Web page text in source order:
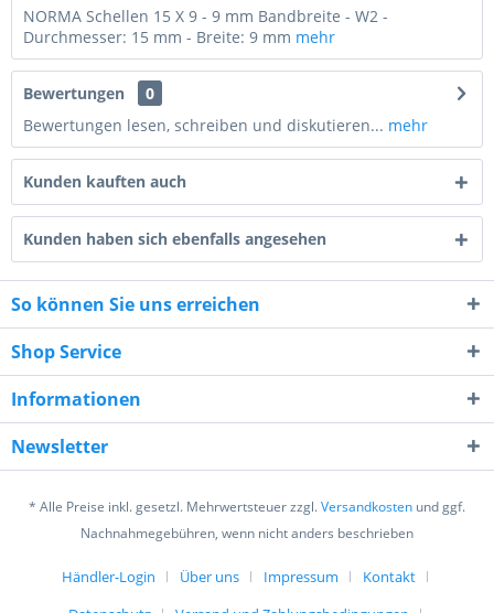
6 - 1 = ?
Ich habe dieDatenschutzerklärunggelesen,
verstanden und stimme zu. *
Mit * gekennzeichnete Felder sind Pflichtfelder.
Senden
NORMA Schellen 15 X 9 - 9 mm Bandbreite - W2 -
Durchmesser: 15 mm - Breite: 9 mm mehr
Bewertungen
0
Bewertungen lesen, schreiben und diskutieren... mehr
Kunden kauften auch
Kunden haben sich ebenfalls angesehen
So können Sie uns erreichen
Shop Service
Informationen
Newsletter
* Alle Preise inkl. gesetzl. Mehrwertsteuer zzgl.Versandkosten und ggf.
Nachnahmegebühren, wenn nicht anders beschrieben
Händler-Login Über uns Impressum
Kontakt